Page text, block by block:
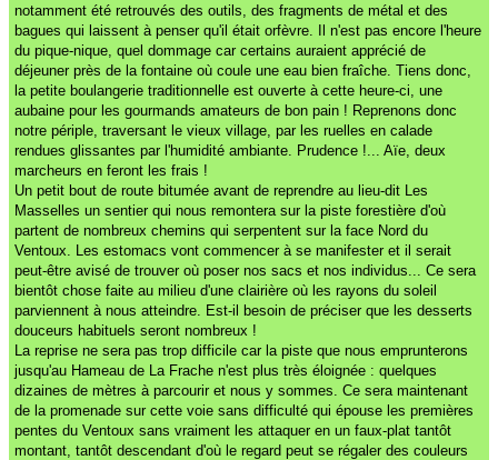
notamment été retrouvés des outils, des fragments de métal et des
bagues qui laissent à penser qu'il était orfèvre. Il n'est pas encore l'heure
du pique-nique, quel dommage car certains auraient apprécié de
déjeuner près de la fontaine où coule une eau bien fraîche. Tiens donc,
la petite boulangerie traditionnelle est ouverte à cette heure-ci, une
aubaine pour les gourmands amateurs de bon pain ! Reprenons donc
notre périple, traversant le vieux village, par les ruelles en calade
rendues glissantes par l'humidité ambiante. Prudence !... Aïe, deux
marcheurs en feront les frais !
Un petit bout de route bitumée avant de reprendre au lieu-dit Les
Masselles un sentier qui nous remontera sur la piste forestière d'où
partent de nombreux chemins qui serpentent sur la face Nord du
Ventoux. Les estomacs vont commencer à se manifester et il serait
peut-être avisé de trouver où poser nos sacs et nos individus... Ce sera
bientôt chose faite au milieu d'une clairière où les rayons du soleil
parviennent à nous atteindre. Est-il besoin de préciser que les desserts
douceurs habituels seront nombreux !
La reprise ne sera pas trop difficile car la piste que nous emprunterons
jusqu'au Hameau de La Frache n'est plus très éloignée : quelques
dizaines de mètres à parcourir et nous y sommes. Ce sera maintenant
de la promenade sur cette voie sans difficulté qui épouse les premières
pentes du Ventoux sans vraiment les attaquer en un faux-plat tantôt
montant, tantôt descendant d'où le regard peut se régaler des couleurs